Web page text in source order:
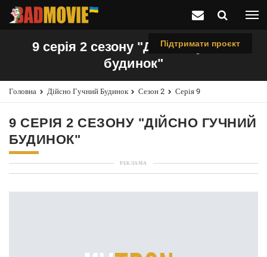
Підтримати проєкт
9 серія 2 сезону "Дійсно гучний
будинок"
Головна Дійсно Гучний Будинок Сезон 2 Серія 9
9 СЕРІЯ 2 СЕЗОНУ "ДІЙСНО ГУЧНИЙ
БУДИНОК"
РЕКЛАМА